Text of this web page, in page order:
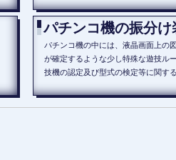
パチンコ機の振分
パチンコ機の中には、液晶画面上の
が確定するような少し特殊な遊技ル
技機の認定及び型式の検定等に関す